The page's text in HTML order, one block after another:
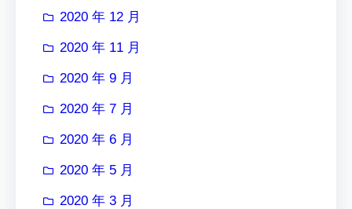
2020 年 12 月
2020 年 11 月
2020 年 9 月
2020 年 7 月
2020 年 6 月
2020 年 5 月
2020 年 3 月